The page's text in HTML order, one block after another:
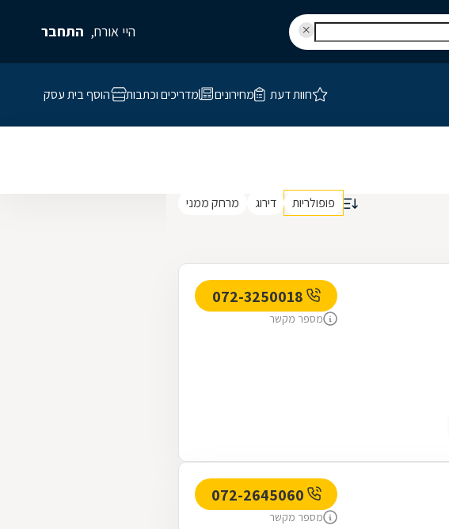
היי אורח, התחבר
חוות דעת מחירונים מדריכים וכתבות הוסף בית עסק
פופולריות דירוג מרחק ממני
מספר מקשר
מספר מקשר